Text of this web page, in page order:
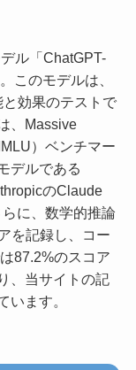
ル「ChatGPT-
このモデルは、
効果のテストで
、Massive
）ベンチマー
デルである
のClaude
に、数学的推論
を記録し、コー
87.2%のスコア
、当サイトの記
います。